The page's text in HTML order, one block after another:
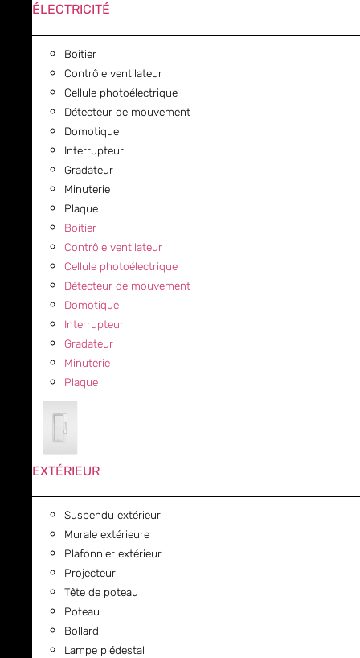
ÉLECTRICITÉ
Boitier
Contrôle ventilateur
Cellule photoélectrique
Détecteur de mouvement
Domotique
Interrupteur
Gradateur
Minuterie
Plaque
Boitier
Contrôle ventilateur
Cellule photoélectrique
Détecteur de mouvement
Domotique
Interrupteur
Gradateur
Minuterie
Plaque
EXTÉRIEUR
Suspendu extérieur
Murale extérieure
Plafonnier extérieur
Projecteur
Tête de poteau
Poteau
Bollard
Lampe piédestal